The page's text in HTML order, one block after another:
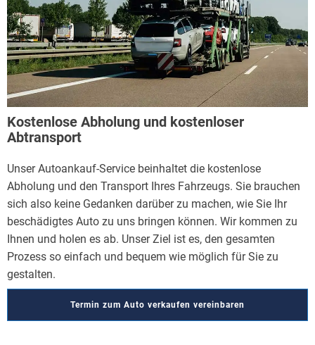
Kostenlose Abholung und kostenloser
Abtransport
Unser Autoankauf-Service beinhaltet die kostenlose
Abholung und den Transport Ihres Fahrzeugs. Sie brauchen
sich also keine Gedanken darüber zu machen, wie Sie Ihr
beschädigtes Auto zu uns bringen können. Wir kommen zu
Ihnen und holen es ab. Unser Ziel ist es, den gesamten
Prozess so einfach und bequem wie möglich für Sie zu
gestalten.
Termin zum Auto verkaufen vereinbaren